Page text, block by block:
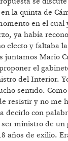
la quinta de
en el cual
ya había
electo y faltaba
juntamos Mario
el
del Interior.
sentido.
resistir y no me
decirlo con
ministro de un
años de exilio.